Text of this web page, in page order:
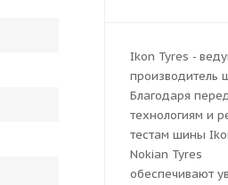
Ikon Tyres -
производитель
Благодаря
технологиям и
тестам шины
Nokian Tyres
обеспечивают